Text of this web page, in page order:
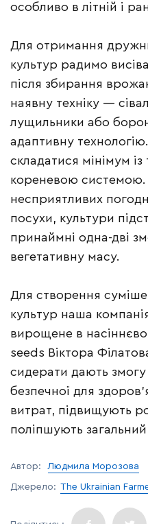
особливо в літній і
Для отримання
культур радимо
після збирання
наявну техніку —
лущильники або
адаптивну
складатися мінімум із
кореневою системою.
несприятливих
посухи, культури
принаймні одна-дві
вегетативну масу.
Для створення
культур наша
вирощене в
seeds Віктора
сидерати дають
безпечної для
витрат, підвищують
поліпшують
Автор: Людмила Морозова
Джерело: The Ukrainian